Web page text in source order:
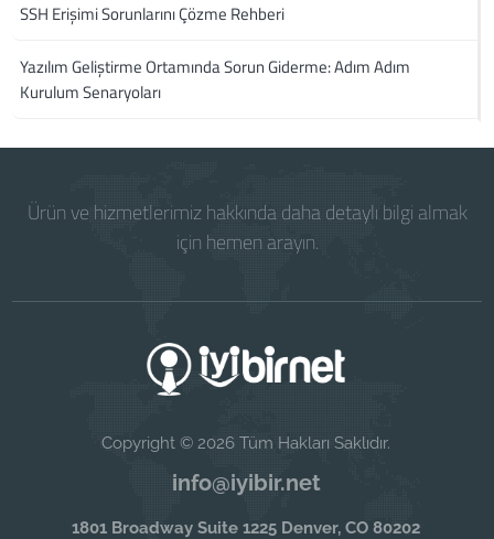
SSH Erişimi Sorunlarını Çözme Rehberi
Yazılım Geliştirme Ortamında Sorun Giderme: Adım Adım
Kurulum Senaryoları
Ürün ve hizmetlerimiz hakkında daha detaylı bilgi almak
için hemen arayın.
Copyright © 2026 Tüm Hakları Saklıdır.
info@iyibir.net
1801 Broadway Suite 1225 Denver, CO 80202